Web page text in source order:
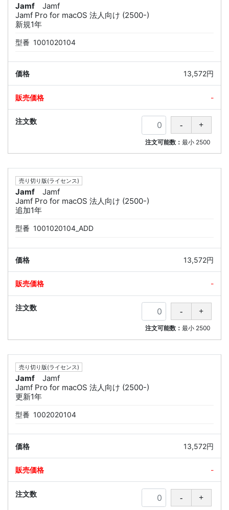
Jamf
Jamf
Jamf Pro for macOS 法人向け (2500-)
新規1年
型番 1001020104
13,572円
-
注文可能数：最小 2500
売り切り版(ライセンス)
Jamf
Jamf
Jamf Pro for macOS 法人向け (2500-)
追加1年
型番 1001020104_ADD
13,572円
-
注文可能数：最小 2500
売り切り版(ライセンス)
Jamf
Jamf
Jamf Pro for macOS 法人向け (2500-)
更新1年
型番 1002020104
13,572円
-